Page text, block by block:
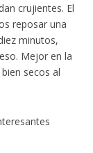
crujientes. El
reposar una
minutos,
Mejor en la
secos al